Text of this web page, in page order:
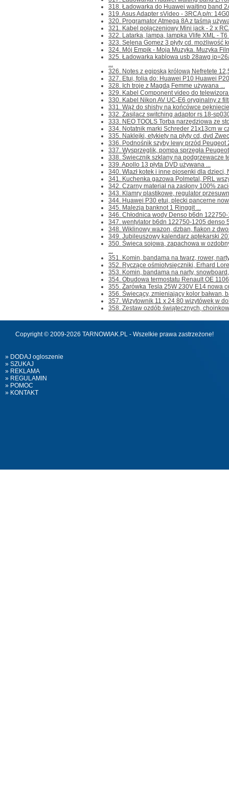
318. Ładowarka do Huawei waiting band
319. Asus Adapter sVideo - 3RCA p/n:
320. Programator Atmega 8A z taśmą
321. Kabel połączeniowy Mini jack - 2 x
322. Latarka, lampa, lampka Vlife XML -
323. Selena Gomez 3 płyty cd. możliwość
324. Mój Empik - Moja Muzyka. Muzyka
325. Ładowarka kablowa usb 28awg
...
326. Notes z egipską królową Nefretete
327. Etui, folia do: Huawei P10 Huawei
328. Ich troje z Magdą Femme używana ...
329. Kabel Component video do
330. Kabel Nikon AV UC-E6 oryginalny z
331. Wąż do shishy na końcówce
332. Zasilacz switching adaptor rs 18-
333. NEO TOOLS Torba narzędziowa ze
334. Notatnik marki Schreder 21x13cm w
335. Naklejki, etykiety na płyty cd, dvd
336. Podnośnik szyby lewy przód Peugeot
337. Wysprzęglik, pompa sprzęgła
338. Świecznik szklany na podgrzewacze
339. Apollo 13 płyta DVD używana ...
340. Wlazł kotek i inne piosenki dla dzieci,
341. Kuchenka gazowa Polmetal, PRL
342. Czarny materiał na zasłony 100%
343. Klamry plastikowe, regulator
344. Huawei P30 etui, plecki pancerne
345. Malezja banknot 1 Ringgit ...
346. Chłodnica wody Denso b6dn
347. wentylator b6dn 122750-1205 denso
348. Wiklinowy wazon, dzban, flakon z
349. Jubileuszowy kalendarz aptekarski
350. Świeca sojowa, zapachowa w
...
351. Komin, bandama na twarz, rower,
352. Ryczące ośmiotysięczniki, Erhard
353. Komin, bandama na narty,
354. Obudowa termostatu Renault OE
355. Żarówka Tesla 25W 230V E14 nowa
356. Świecący, zmieniający kolor bałwan,
357. Wizytownik 11 x 24 80 wizytówek w
358. Zestaw ozdób świątecznych,
Copyright © 2009-2026 TARNOWIAK.PL - Wszelkie prawa zastrzeżone!
» DODAJ ogloszenie
» SZUKAJ
» REKLAMA
» REGULAMIN
» POMOC
» KONTAKT